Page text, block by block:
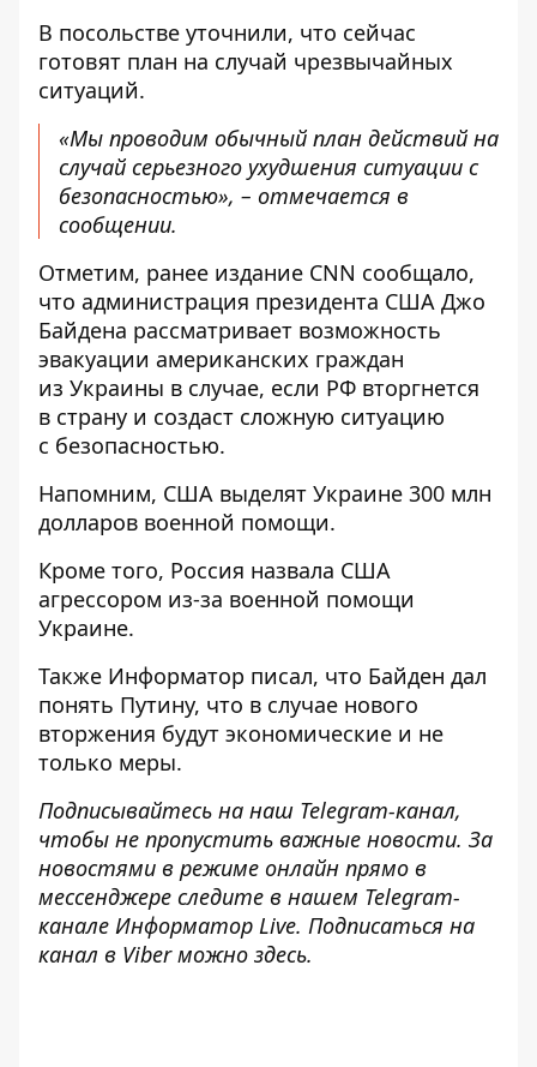
В посольстве уточнили, что сейчас
готовят план на случай чрезвычайных
ситуаций.
«Мы проводим обычный план действий на
случай серьезного ухудшения ситуации с
безопасностью», – отмечается в
сообщении.
Отметим, ранее издание CNN сообщало,
что администрация президента США Джо
Байдена рассматривает возможность
эвакуации американских граждан
из Украины в случае, если РФ вторгнется
в страну и создаст сложную ситуацию
с безопасностью.
Напомним, США выделят Украине 300 млн
долларов военной помощи.
Кроме того, Россия назвала США
агрессором из-за военной помощи
Украине.
Также Информатор писал, что Байден дал
понять Путину, что в случае нового
вторжения будут экономические и не
только меры.
Подписывайтесь на наш Telegram-канал,
чтобы не пропустить важные новости. За
новостями в режиме онлайн прямо в
мессенджере следите в нашем Telegram-
канале Информатор Live. Подписаться на
канал в Viber можно здесь.